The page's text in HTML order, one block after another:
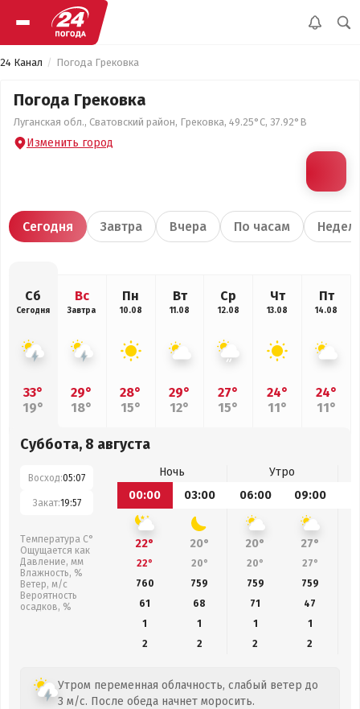
24 Канал Погода Грековка
Погода Грековка
Луганская обл., Сватовский район, Грековка, 49.25°С, 37.92°В
Изменить город
Сегодня Завтра Вчера По часам
Сб
Сегодня
33°
19°
Вс
Завтра
29°
18°
Пн
10.08
28°
15°
Вт
11.08
29°
12°
Ср
12.08
27°
15°
Чт
13.08
24°
11°
Пт
14.08
24°
11°
Суббота, 8 августа
Восход:05:07
Закат:19:57
Температура С°
Ощущается как
Давление, мм
Влажность, %
Ветер, м/с
Вероятность
осадков, %
Ночь
Утро
00:00
03:00 06:00 09:00
22° 20° 20° 27°
22° 20° 20° 27°
760
759 759 759
61
68 71 47
1
1 1
1
2
2 2 2
Утром переменная облачность, слабый ветер до
3 м/с. После обеда начнет моросить.